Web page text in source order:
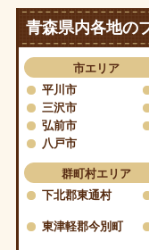
青森県内各地の
市エリア
平川市
三沢市
弘前市
八戸市
群町村エリア
下北郡東通村
東津軽郡今別町